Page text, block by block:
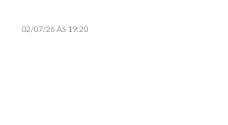
02/07/26 ÀS 19:20